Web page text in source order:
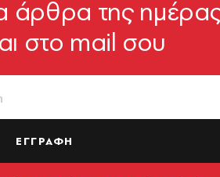
άρθρα της
στο mail σου
ΕΓΓΡΑΦΗ